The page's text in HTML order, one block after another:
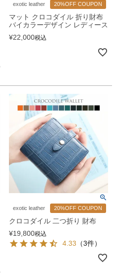
exotic leather 20%OFF COUPON
マット クロコダイル 折り財布
バイカラーデザイン レディース
¥22,000税込
exotic leather 20%OFF COUPON
クロコダイル 二つ折り 財布
¥19,800税込
4.33 （3件）